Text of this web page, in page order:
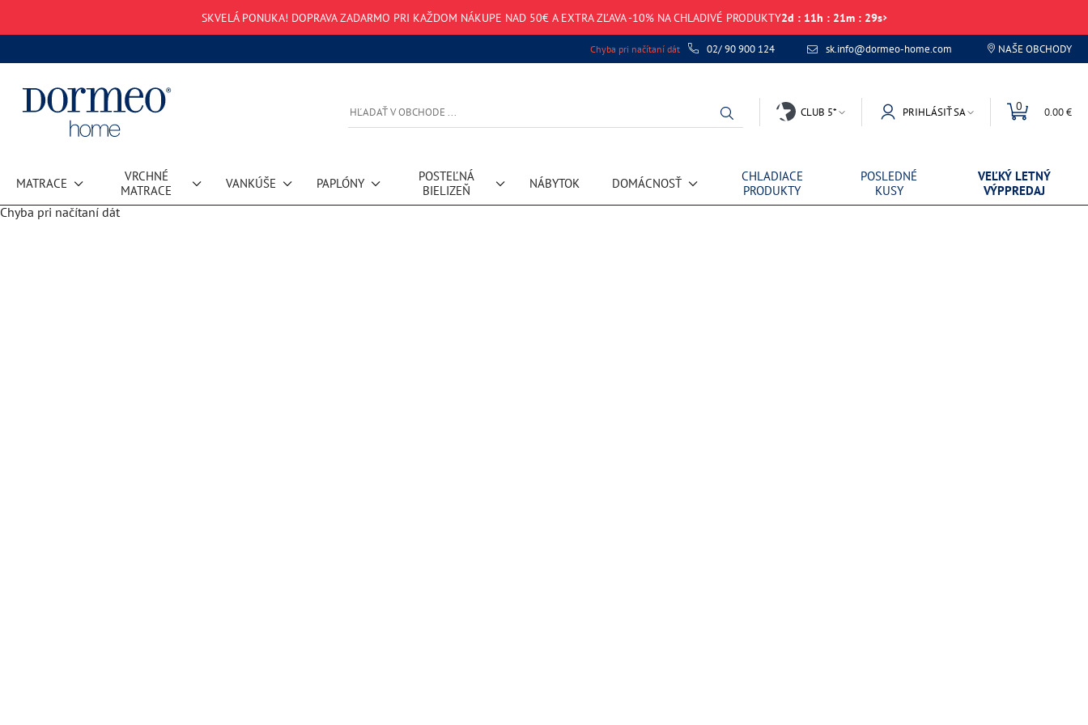
SKVELÁ PONUKA! DOPRAVA ZADARMO PRI KAŽDOM NÁKUPE NAD 50€ A EXTRA ZĽAVA -10% NA CHLADIVÉ PRODUKTY2d : 11h : 21m : 29s
Chyba pri načítaní dát 02/ 90 900 124 sk.info@dormeo-home.com NAŠE OBCHODY
CLUB 5* PRIHLÁSIŤ SA 0 0.00 €
MATRACE
VRCHNÉ
MATRACE
VANKÚŠE PAPLÓNY
POSTEĽNÁ
BIELIZEŇ
NÁBYTOK DOMÁCNOSŤ
CHLADIACE
PRODUKTY
POSLEDNÉ
KUSY
VEĽKÝ LETNÝ
VÝPPREDAJ
Chyba pri načítaní dát